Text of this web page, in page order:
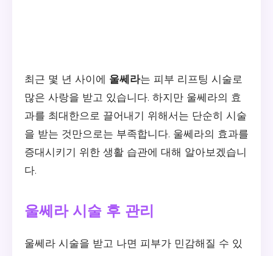
최근 몇 년 사이에 울쎄라는 피부 리프팅 시술로
많은 사랑을 받고 있습니다. 하지만 울쎄라의 효
과를 최대한으로 끌어내기 위해서는 단순히 시술
을 받는 것만으로는 부족합니다. 울쎄라의 효과를
증대시키기 위한 생활 습관에 대해 알아보겠습니
다.
울쎄라 시술 후 관리
울쎄라 시술을 받고 나면 피부가 민감해질 수 있